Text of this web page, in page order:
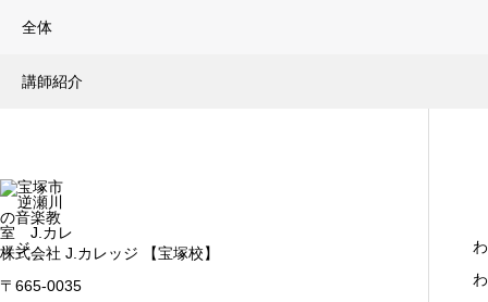
全体
講師紹介
株式会社 J.カレッジ 【宝塚校】
〒665-0035